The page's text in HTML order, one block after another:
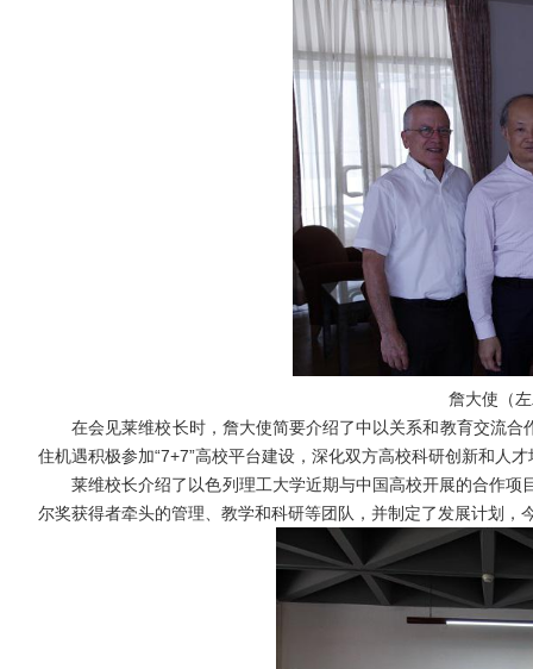
詹大使（
在会见莱维校长时，詹大使简要介绍了中以关系和教育交流
住机遇积极参加“7+7”高校平台建设，深化双方高校科研创新和人
莱维校长介绍了以色列理工大学近期与中国高校开展的合作
尔奖获得者牵头的管理、教学和科研等团队，并制定了发展计划